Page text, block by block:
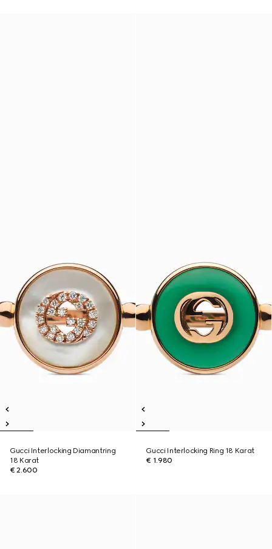
Gucci Interlocking Diamantring
18 Karat
€ 2.600
Gucci Interlocking Ring 18 Karat
€ 1.980